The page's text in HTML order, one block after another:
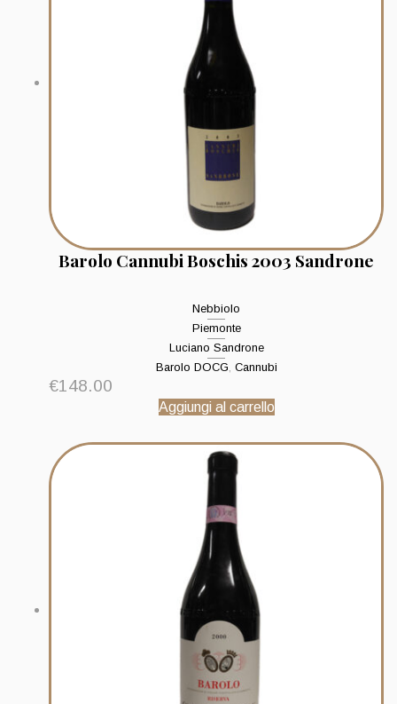
Barolo Cannubi Boschis 2003 Sandrone
Nebbiolo
Piemonte
Luciano Sandrone
Barolo DOCG, Cannubi
€148.00
Aggiungi al carrello